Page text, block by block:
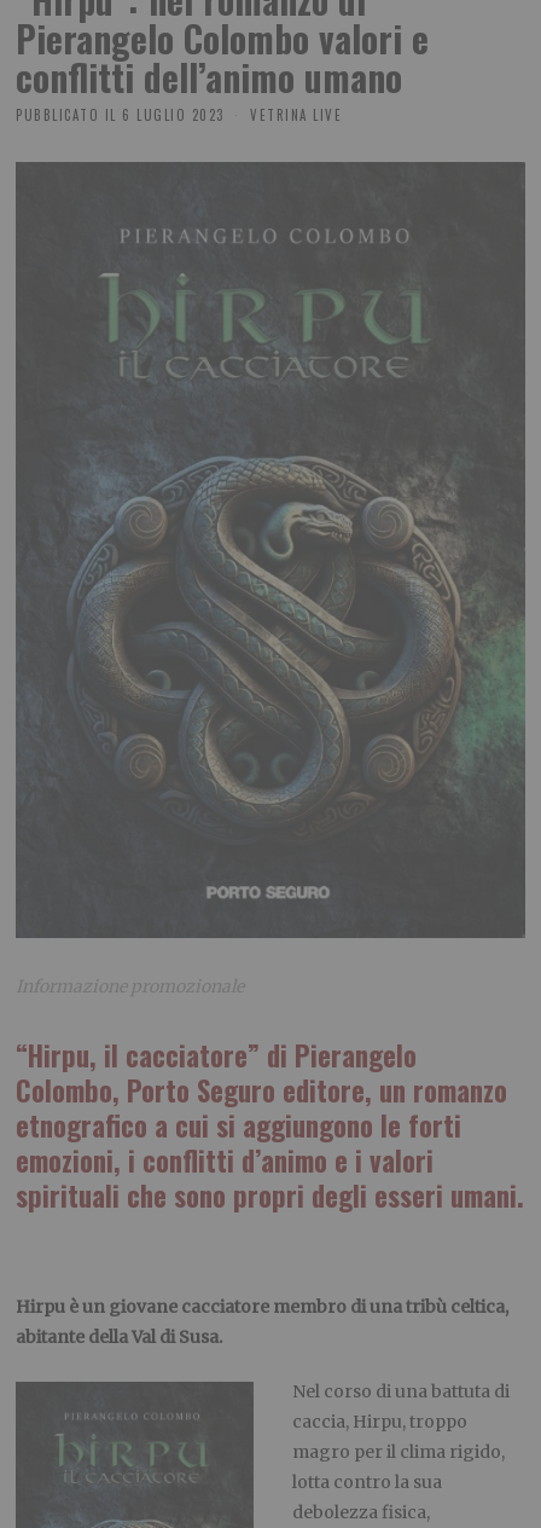
Pierangelo Colombo valori e
conflitti dell’animo umano
PUBBLICATO IL 6 LUGLIO 2023 VETRINA LIVE
Informazione promozionale
“Hirpu, il cacciatore” di Pierangelo
Colombo, Porto Seguro editore, un romanzo
etnografico a cui si aggiungono le forti
emozioni, i conflitti d’animo e i valori
spirituali che sono propri degli esseri umani.
Hirpu è un giovane cacciatore membro di una tribù celtica,
abitante della Val di Susa.
Nel corso di una battuta di
caccia, Hirpu, troppo
magro per il clima rigido,
lotta contro la sua
debolezza fisica,